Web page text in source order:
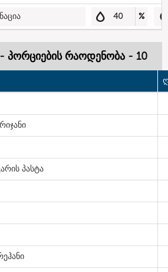
40 %
პორციების რაოდენობა - 10
პასტა